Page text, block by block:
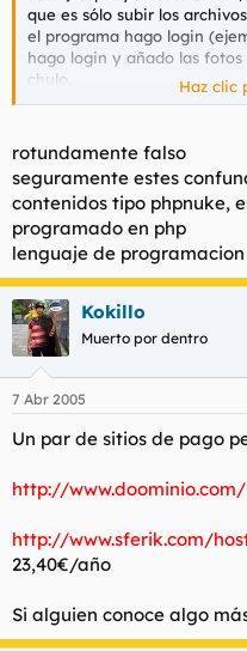
que es sólo subir los
el programa hago login
hago login y añado las
chulo.
Eso si, php cuesta un poco
Haz clic
rotundamente falso
seguramente estes
contenidos tipo phpnuke,
programado en php
lenguaje de
Kokillo
Muerto por dentro
7 Abr 2005
Un par de sitios de pago
http://www.doominio.com/
http://www.sferik.com/
23,40€/año
Si alguien conoce algo